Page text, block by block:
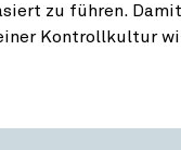
zu führen.
Kontrollkultur